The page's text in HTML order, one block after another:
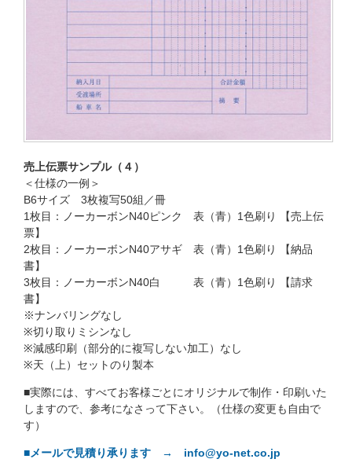
売上伝票サンプル（４）
＜仕様の一例＞
B6サイズ 3枚複写50組／冊
1枚目：ノーカーボンN40ピンク 表（青）1色刷り 【売上伝
票】
2枚目：ノーカーボンN40アサギ 表（青）1色刷り 【納品
書】
3枚目：ノーカーボンN40白 表（青）1色刷り 【請求
書】
※ナンバリングなし
※切り取りミシンなし
※減感印刷（部分的に複写しない加工）なし
※天（上）セットのり製本
■実際には、すべてお客様ごとにオリジナルで制作・印刷いた
しますので、参考になさって下さい。（仕様の変更も自由で
す）
■メールで見積り承ります → info@yo-net.co.jp